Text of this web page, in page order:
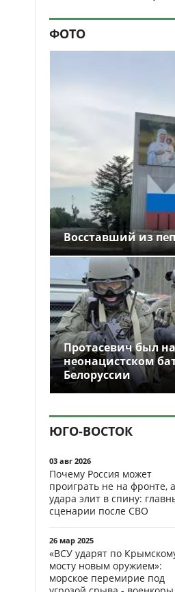
ФОТО
Восставший из
Протасевич был
неонацистском
Белоруссии
ЮГО-ВОСТОК
03 авг 2026
Почему Россия может
проиграть не на фронте,
удара элит в спину:
сценарии после СВО
26 мар 2025
«ВСУ ударят по
мосту новым оружием»:
морское перемирие под